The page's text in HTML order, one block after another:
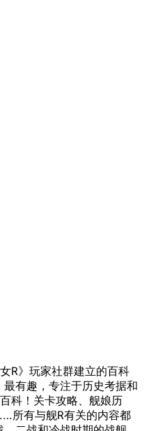
史手册
存
面
R》玩家社群建立的百科
有趣，专注于历史考据和
科！关卡攻略、舰娘历
所有与舰R有关的内容都